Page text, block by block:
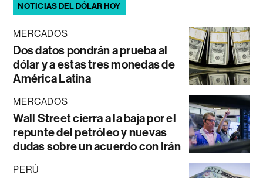
NOTICIAS DEL DÓLAR HOY
MERCADOS
Dos datos pondrán a prueba al
dólar y a estas tres monedas de
América Latina
MERCADOS
Wall Street cierra a la baja por el
repunte del petróleo y nuevas
dudas sobre un acuerdo con Irán
PERÚ